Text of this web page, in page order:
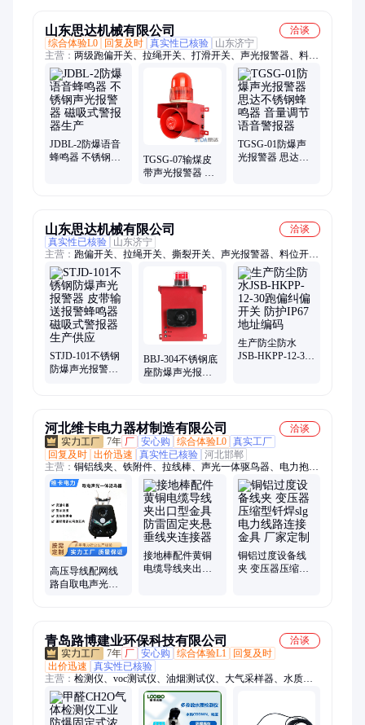
山东思达机械有限公司
洽谈
综合体验L0
回复及时 真实性已核验
山东济宁
主营： 两级跑偏开关、拉绳开关、打滑开关、声光报警器、料位
开关、撕裂开关、矿用接近开关、皮带保护配套设备
JDBL-2防爆语音
蜂鸣器 不锈钢声
TGSG-07输煤皮
带声光报警器 不
TGSG-01防爆声
光报警器 思达不
山东思达机械有限公司
洽谈
真实性已核验
山东济宁
主营： 跑偏开关、拉绳开关、撕裂开关、声光报警器、料位开
关、矿用接近开关、矿用设备、光电开关
STJD-101不锈钢
防爆声光报警器
BBJ-304不锈钢底
座防爆声光报警
器生产销售
生产防尘防水
JSB-HKPP-12-30
河北维卡电力器材制造有限公司
洽谈
7年 厂 安心购 综合体验L0 真实工厂
回复及时 出价迅速 真实性已核验 河北邯郸
主营： 铜铝线夹、铁附件、拉线棒、声光一体驱鸟器、电力抱
箍、铝包带、防震锤、热镀锌、绝缘子、u型抱箍、u型挂环、镀
锌横担、耐张线夹、悬垂线夹、装卸线夹、四线横担、六角螺
母、五孔联板、扁铁抱箍、线鼻子、设备线夹、接线端子、接续
金具、连接金具、间隔棒、联板
高压导线配网线
路自取电声光一
接地棒配件黄铜
电缆导线夹出口
铜铝过度设备线
夹 变压器压缩型
青岛路博建业环保科技有限公司
洽谈
7年 厂 安心购 综合体验L1
回复及时
出价迅速
真实性已核验
主营： 检测仪、voc测试仪、油烟测试仪、大气采样器、水质采
样器、自动监测仪、油烟分析仪、油烟监测仪、气体检测仪、水
质分析仪、烟气分析仪、明渠流量计、环境检测仪